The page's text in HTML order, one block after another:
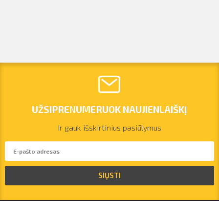
vilnius@arsenalrent.com
UŽSIPRENUMERUOK NAUJIENLAIŠKĮ
Ir gauk išskirtinius pasiūlymus
SIŲSTI